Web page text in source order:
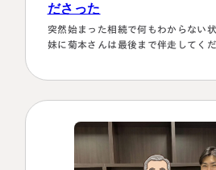
ださった
突然始まった相続で何もわからない
妹に菊本さんは最後まで伴走してく
ルでも電話 すぐに教えてくださり、
とができほっとしていま…